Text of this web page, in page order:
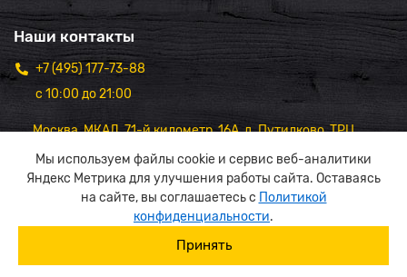
Мы используем файлы cookie и сервис веб-аналитики
Яндекс Метрика для улучшения работы сайта. Оставаясь
на сайте, вы соглашаетесь с Политикой
конфиденциальности.
Принять
Наши контакты
+7 (495) 177-73-88
с 10:00 до 21:00
Москва, МКАД, 71-й километр, 16А, д. Путилково, ТРЦ